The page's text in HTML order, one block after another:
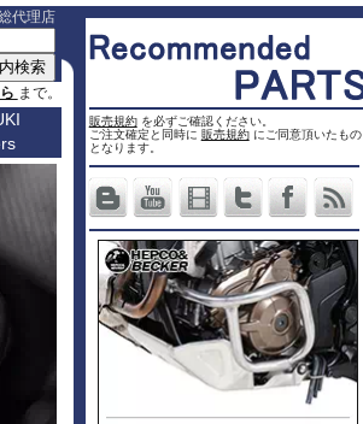
代理店
まで。
OHV
ー
イブ
SX
種名
ム 800
トロ
ーム
Vストロ
Vストロ
-22
21-
DL650 V-
販売規約を必ずご確認ください。
ご注文確定と同時に 販売規約にご同意頂いたもの
となります。